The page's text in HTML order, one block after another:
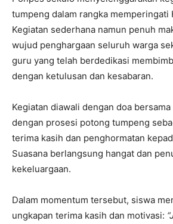
tumpeng dalam rangka memperingati
Kegiatan sederhana namun penuh
wujud penghargaan seluruh warga
guru yang telah berdedikasi
dengan ketulusan dan kesabaran.
Kegiatan diawali dengan doa
dengan prosesi potong tumpeng
terima kasih dan penghormatan
Suasana berlangsung hangat dan
kekeluargaan.
Dalam momentum tersebut, siswa
ungkapan terima kasih dan motivasi: